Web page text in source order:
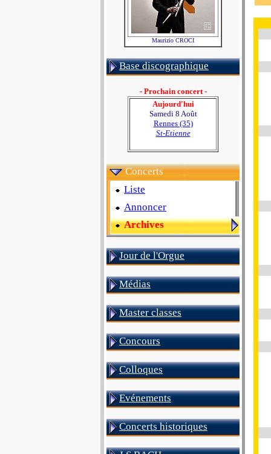
Maurizio CROCI
Base discographique
- Prochain concert -
Aujourd'hui
Samedi 8 Août
Rennes (35)
St-Etienne
Concerts
Liste
Annoncer
Archives
Jour de l'Orgue
Médias
Master classes
Concours
Colloques
Evénements
Concerts historiques